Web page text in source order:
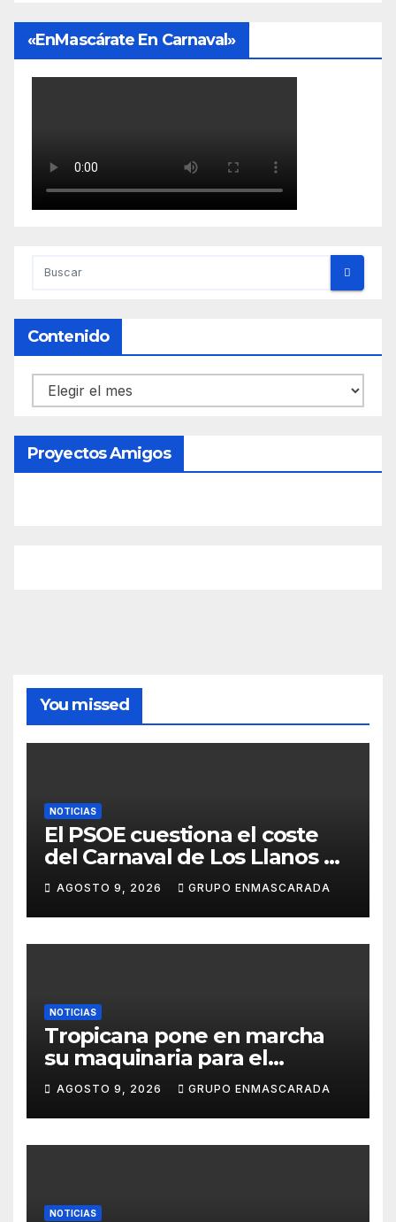
«EnMascárate En Carnaval»
Contenido
Contenido
Proyectos Amigos
You missed
NOTICIAS
El PSOE cuestiona el coste
del Carnaval de Los Llanos de
Aridane y reclama mayor
control del gasto municipal
AGOSTO 9, 2026 GRUPO ENMASCARADA
NOTICIAS
Tropicana pone en marcha
su maquinaria para el
Carnaval 2027 con los
primeros ensayos de Lucas
Darias
AGOSTO 9, 2026 GRUPO ENMASCARADA
NOTICIAS